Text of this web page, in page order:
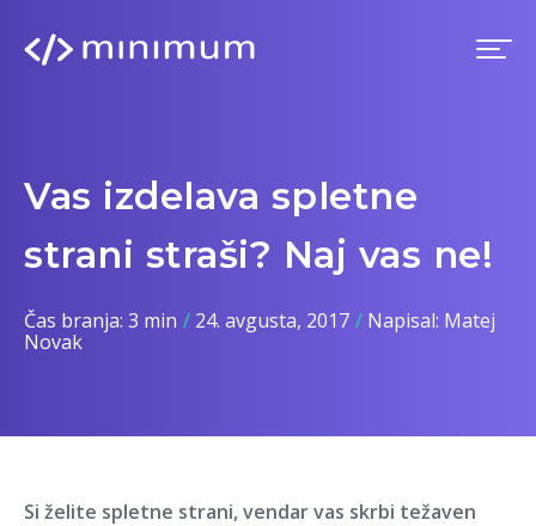
Prednosti
Premium
Blog
Prijava
Vas izdelava spletne
strani straši? Naj vas ne!
Čas branja: 3 min 24. avgusta, 2017 Napisal: Matej
Novak
Si želite spletne strani, vendar vas skrbi težaven